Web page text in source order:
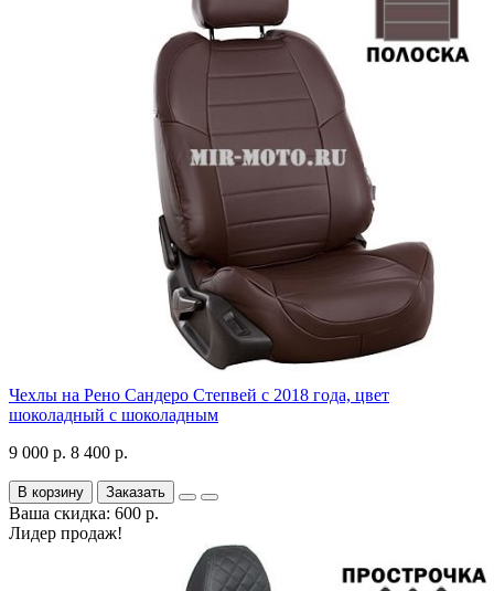
Чехлы на Рено Сандеро Степвей с 2018 года, цвет
шоколадный с шоколадным
9 000 р. 8 400 р.
В корзину Заказать
Ваша скидка: 600 р.
Лидер продаж!